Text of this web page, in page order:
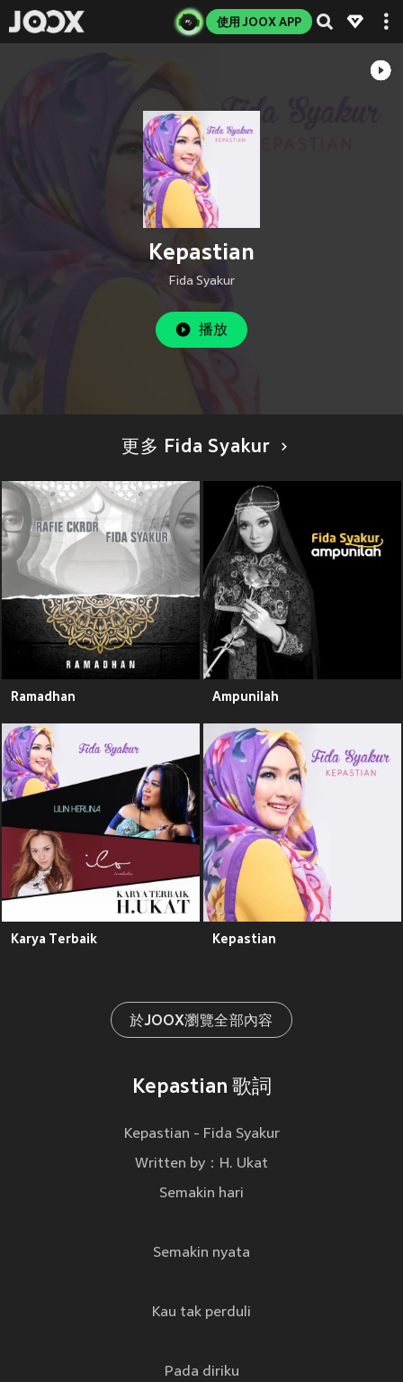
使用 JOOX APP
Kepastian
Fida Syakur
播放
更多 Fida Syakur
Ramadhan Ampunilah
Karya Terbaik Kepastian
於JOOX瀏覽全部內容
Kepastian 歌詞
Kepastian - Fida Syakur
Written by：H. Ukat
Semakin hari
Semakin nyata
Kau tak perduli
Pada diriku